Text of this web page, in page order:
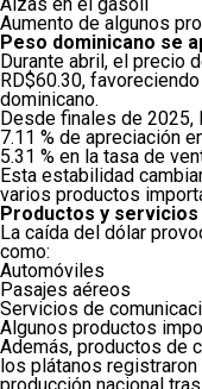
Aumento de algunos
Peso dominicano se
Durante abril, el precio
RD$60.30,
dominicano.
Desde finales de 2025,
7.11 % de apreciación
5.31 % en la tasa de
Esta estabilidad
varios productos
Productos y
La caída del dólar
como:
Automóviles
Pasajes aéreos
Servicios de
Algunos productos
Además, productos de
los plátanos
producción nacional